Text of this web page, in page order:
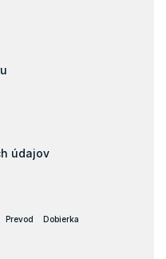
údajov
Prevod Dobierka